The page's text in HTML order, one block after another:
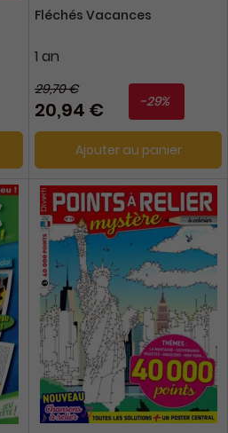
Fléchés Vacances
1 an
29,70 €
20,94 € -29%
Ajouter au panier